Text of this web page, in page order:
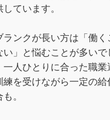
ています。
ンクが長い方は「働
」と悩むことが多い
人ひとりに合った職
を受けながら一定の
。